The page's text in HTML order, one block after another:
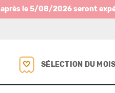
le 5/08/2026 seront
SÉLECTION DU MOIS